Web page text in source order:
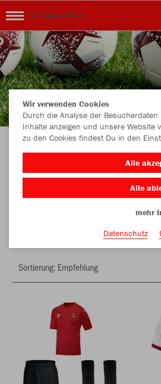
SV Treptow 46 e.V.
Herzlich Willkommen im
46 e.V.
Wir verwenden Cookies
Durch die Analyse der
Inhalte anzeigen und unsere Website
zu den Cookies findest Du in den
Alle
Alle
mehr
Datenschutz